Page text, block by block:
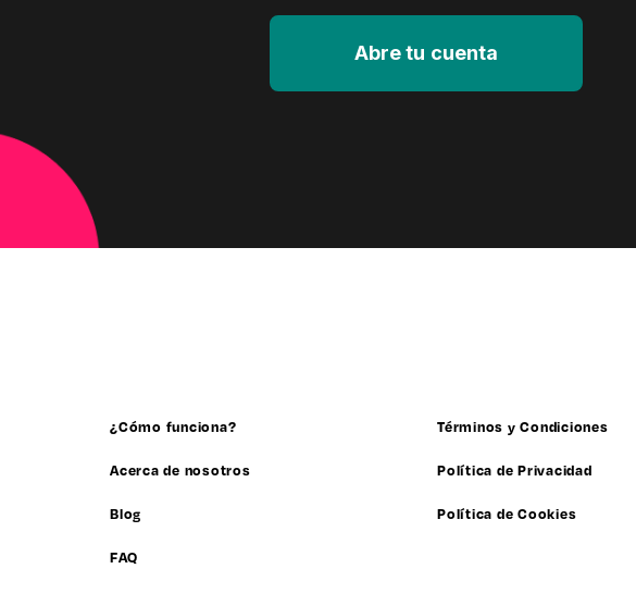
Abre tu cuenta
¿Cómo funciona?
Acerca de nosotros
Blog
FAQ
Términos y Condiciones
Política de Privacidad
Política de Cookies